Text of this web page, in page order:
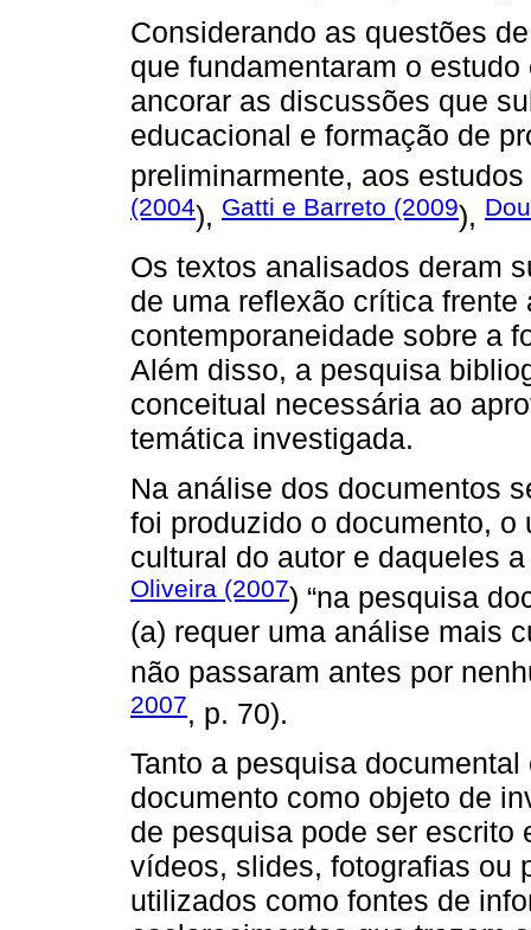
Considerando as questões
que fundamentaram o
ancorar as discussões que
educacional e formação de
preliminarmente, aos
(2004), Gatti e Barreto (2009),
Os textos analisados deram
de uma reflexão crítica
contemporaneidade sobre a
Além disso, a pesquisa
conceitual necessária ao
temática investigada.
Na análise dos documentos
foi produzido o documento,
cultural do autor e daqueles
Oliveira (2007) “na pesquisa
(a) requer uma análise mais
não passaram antes por
2007, p. 70).
Tanto a pesquisa
documento como objeto de
de pesquisa pode ser escrito
vídeos, slides, fotografias ou
utilizados como fontes de